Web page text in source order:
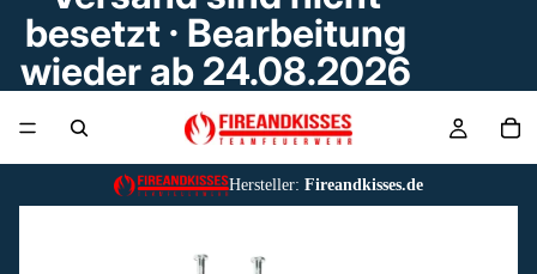
besetzt · Bearbeitung
wieder ab 24.08.2026
Hersteller: Fireandkisses.de